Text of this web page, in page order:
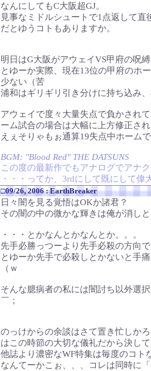
なんにしてもC大阪超GJ。
見事なミドルシュートで1点返して
だとゆうコトもありますか。
明日はG大阪がアウェイVS甲府の呪
とゆーか実際、現在13位の甲府のホ
少ない（苦
浦和はギリギリ引き分けに持ち込み
アウェイで度々大量失点で負かされ
ーム試合の場合は大幅に上方修正さ
えぇそりゃもぉ通算19失点中ホーム
BGM: "Blood Red" THE DATSUNS
この度の最新作でもアナログでアナ
・・・ってか、3rdにして既にして
□09/26, 2006 : EarthBreaker
日々闇を見る覚悟はOKか諸君？
その闇の中の微かな輝きは俺が消し
・・・とかなんとかなんとか。。。
先手必勝っつーより先手必殺の方向
とゆーか先手で必殺しとかないと手
（ｗ
そんな臆病者の私には闇討ち以外選
￣；
のっけからの余談はさて置き忙しか
はこの時節の大切な儀礼だから決し
他誌より濃密なWF特集は毎度のコ
なんてーかこぉ、、、コレは同時に